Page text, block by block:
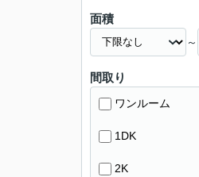
面積
～
間取り
ワンルーム
1DK
2K